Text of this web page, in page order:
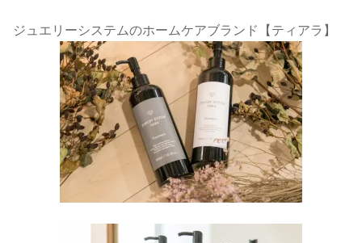
ジュエリーシステムのホームケアブランド【ティアラ】